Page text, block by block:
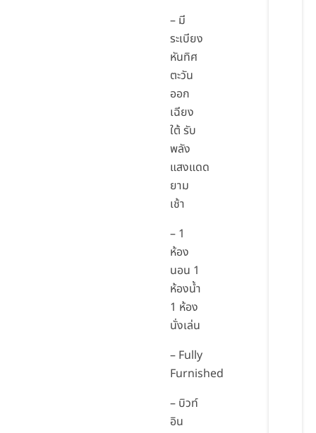
– มี
ระเบียง
หันทิศ
ตะวัน
ออก
เฉียง
ใต้ รับ
พลัง
แสงแดด
ยาม
เช้า
– 1
ห้อง
นอน 1
ห้องน้ำ
1 ห้อง
นั่งเล่น
– Fully
Furnished
– บิวท์
อิน